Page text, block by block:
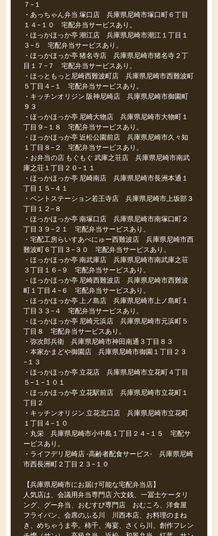
７−１
・あっちゃん弁当 塚口店 兵庫県尼崎市塚口町６丁目
１４−１０ 宅配弁当サービスあり。
・ほっかほっか亭 潮江店 兵庫県尼崎市潮江１丁目１
３−５ 宅配弁当サービスあり。
・ほっかほっか亭 猪名寺店 兵庫県尼崎市猪名寺２丁
目１７−７ 宅配弁当サービスあり。
・ほっともっと尼崎西難波町店 兵庫県尼崎市西難波町
５丁目４−１ 宅配弁当サービスあり。
・キッチンオリジン 阪神尼崎店 兵庫県尼崎市御園町
９３
・ほっかほっか亭 尼崎大物店 兵庫県尼崎市大物町１
丁目９−１８ 宅配弁当サービスあり。
・ほっかほっか亭 近松公園前店 兵庫県尼崎市久々知
１丁目８−２ 宅配弁当サービスあり。
・お弁当の店 もぐもぐ 武庫之荘店 兵庫県尼崎市南武
庫之荘１丁目２０−１１
・ほっかほっか亭 尼崎南店 兵庫県尼崎市長洲本通１
丁目１５−４１
・ベントステーション若王寺店 兵庫県尼崎市上坂部３
丁目１２−８
・ほっかほっか亭 南塚口店 兵庫県尼崎市南塚口町２
丁目３９−２１ 宅配弁当サービスあり。
・宅配工房らいすあべにゅー西難波店 兵庫県尼崎市西
難波町６丁目３−３０ 宅配弁当サービスあり。
・ほっかほっか亭 南武庫店 兵庫県尼崎市南武庫之荘
３丁目１６−９ 宅配弁当サービスあり。
・ほっかほっか亭 尼崎西難波店 兵庫県尼崎市西難波
町１丁目４−６ 宅配弁当サービスあり。
・ほっかほっか亭 上ノ島店 兵庫県尼崎市上ノ島町１
丁目３３−４ 宅配弁当サービスあり。
・ほっかほっか亭 尼崎元浜店 兵庫県尼崎市元浜町５
丁目８ 宅配弁当サービスあり。
・弥次郎兵衛 兵庫県尼崎市神田南通３丁目８３
・本家かまどや御園店 兵庫県尼崎市御園１丁目２３
−１３
・ほっかほっか亭 立花店 兵庫県尼崎市立花町４丁目
５−１−１０１
・ほっかほっか亭 立花駅前店 兵庫県尼崎市立花町１
丁目２
・キッチンオリジン 立花北口店 兵庫県尼崎市立花町
１丁目４−１０
・丸栄 兵庫県尼崎市小中島１丁目２４−１５ 宅配サ
ービスあり。
・ライフデリ尼崎店 -高齢者配食サービス- 兵庫県尼崎
市西長洲町２丁目２３−１０
【兵庫県尼崎市にお届け可能な宅配弁当店】
人気店は、会議用弁当専門店 六文銭、一冨士ケータリ
ング、グー弁当、おむすび専門店 おむころ、洋食屋
フライパン、会席のふる川 川西本店、お料理のまね
き、めちゃうま亭。柿千、海宴、さくら川、創作フレン